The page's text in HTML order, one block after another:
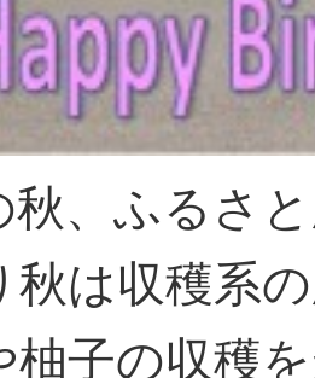
秋、ふるさ
秋は収穫系
柚子の収穫